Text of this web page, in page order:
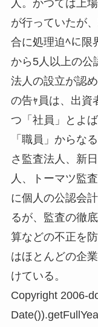
人。かつては上
が行っていたが
合に処理迫ﾍに限
から5人以上の公
法人の設立が認
の告ｬ員は、出資
つ「社員」とよ
「職員」からな
さ監査法人、新
人、トーマツ監
に個人の公認会
るが、監査の徹
算などの不正を
はほとんどの企
けている。
Copyright 2006-